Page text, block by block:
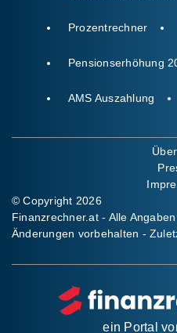
Prozentrechner
Pensionserhöhung
AMS Auszahlung
© Copyright 2026
Finanzrechner.at - Alle
Änderungen vorbehalten -
ein Portal